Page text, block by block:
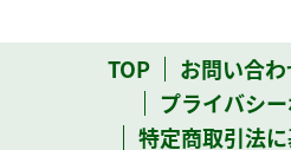
TOP お問い合わ
プライバシ
特定商取引法